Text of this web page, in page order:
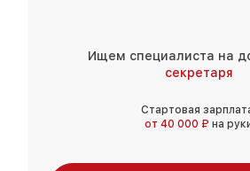
Ищем специалиста на
секретаря
Стартовая
от 40 000 ₽ на